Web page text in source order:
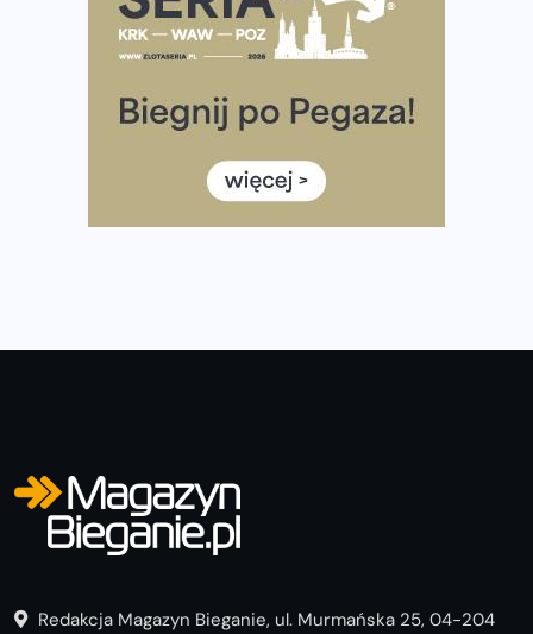
Rozbiegany Olsztyn szykuje się na weekend z
Już w tę sobotę 35. Bieg Powstania Warszawskiego.
Wystartuje rekordowa liczba uczestników
35. Bieg Powstania Warszawskiego – praktyczny
poradnik przed startem
Redakcja Magazyn Bieganie, ul. Murmańska 25, 04-204